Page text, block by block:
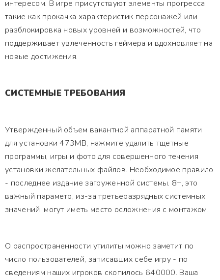
интересом. В игре присутствуют элементы прогресса,
такие как прокачка характеристик персонажей или
разблокировка новых уровней и возможностей, что
поддерживает увлеченность геймера и вдохновляет на
новые достижения.
СИСТЕМНЫЕ ТРЕБОВАНИЯ
Утвержденный объем вакантной аппаратной памяти
для установки 473MB, нажмите удалить тщетные
программы, игры и фото для совершенного течения
установки желательных файлов. Необходимое правило
- последнее издание загруженной системы. 8+, это
важный параметр, из-за третьеразрядных системных
значений, могут иметь место осложнения с монтажом.
О распространенности утилиты можно заметит по
число пользователей, записавших себе игру - по
сведениям наших игроков скопилось 640000. Ваша